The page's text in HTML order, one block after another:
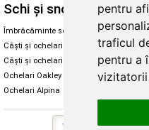
pentru
traficul
pentru a
Schi și snowboard
Îmbrăcăminte schi și snowboard
Căști și ochelari de iarnă
Căști și ochelari Alpina
Ochelari Oakley
Ochelari Alpina